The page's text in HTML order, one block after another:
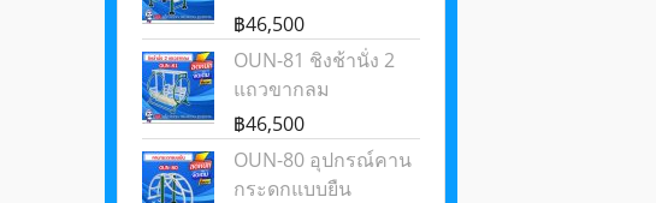
฿46,500
OUN-81 ชิงช้านั่ง 2
แถวขากลม
฿46,500
OUN-80 อุปกรณ์คาน
กระดกแบบยืน